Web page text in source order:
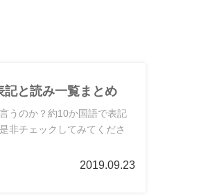
記と読み一覧まとめ
うのか？約10か国語で表記
非チェックしてみてくださ
2019.09.23